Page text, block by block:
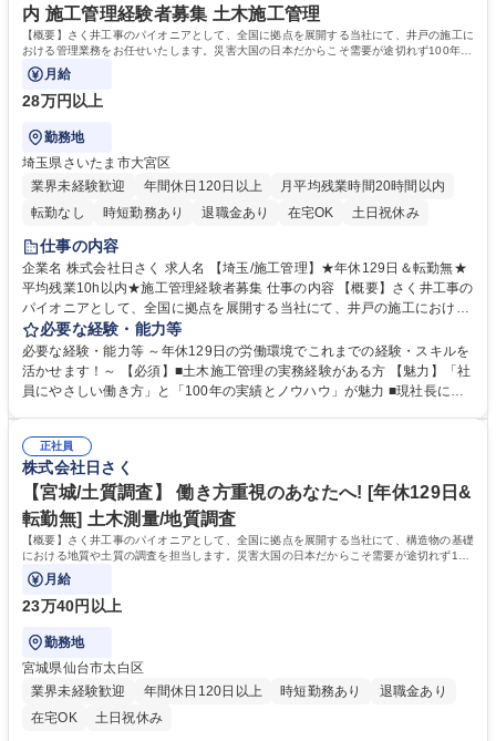
ております。 学歴・資格 学歴：大学院 大学 高専 短大 専修学校 高校 語学
力： 資格：技術士(建設部門、上下水道部門)
内 施工管理経験者募集 土木施工管理
【概要】さく井工事のパイオニアとして、全国に拠点を展開する当社にて、井戸の施工に
おける管理業務をお任せいたします。災害大国の日本だからこそ需要が途切れず100年以
上の歴史を築いています。
月給
28万円以上
勤務地
埼玉県さいたま市大宮区
業界未経験歓迎
年間休日120日以上
月平均残業時間20時間以内
転勤なし
時短勤務あり 退職金あり 在宅OK 土日祝休み
仕事の内容
企業名 株式会社日さく 求人名 【埼玉/施工管理】★年休129日＆転勤無★
平均残業10h以内★施工管理経験者募集 仕事の内容 【概要】さく井工事の
パイオニアとして、全国に拠点を展開する当社にて、井戸の施工における
管理業務をお任せいたします。災害大国の日本だからこそ需要が途切れず
100年以上の歴史を築いています。 【詳細】施工における工程・品質・安
全の管理・発注者との打合せ等、井戸の掘削工事・井戸に付随する設備工
事の施工管理業務をお任せします。 【案件例】地震観測井戸/上水道用井
す。 ★将来的には、施工管理部門の責任者として業務をお任せします。
募集職種 【埼玉/施工管理】★年休129日＆転勤無★平均残業10h以内★施
工管理経験者募集
必要な経験・能力等
必要な経験・能力等 ～年休129日の労働環境でこれまでの経験・スキルを
活かせます！～ 【必須】■土木施工管理の実務経験がある方 【魅力】「社
員にやさしい働き方」と「100年の実績とノウハウ」が魅力 ■現社長にか
そ、働き方には特に注力しております。 ■時代のニーズに対応し実績とノ
ウハウを築きました。海外インフラ整備や災害対策など、現在は積極的に
海外人材の育成も行っております。 学歴・資格 学歴：大学院 大学 高専 短
大 専修学校 高校 語学力： 資格：
正社員
株式会社日さく
【宮城/土質調査】 働き方重視のあなたへ! [年休129日&
転勤無] 土木測量/地質調査
【概要】さく井工事のパイオニアとして、全国に拠点を展開する当社にて、構造物の基礎
における地質や土質の調査を担当します。災害大国の日本だからこそ需要が途切れず100
年以上の歴史を築いています。
月給
23万40円以上
勤務地
宮城県仙台市太白区
業界未経験歓迎
年間休日120日以上 時短勤務あり
退職金あり
在宅OK
土日祝休み